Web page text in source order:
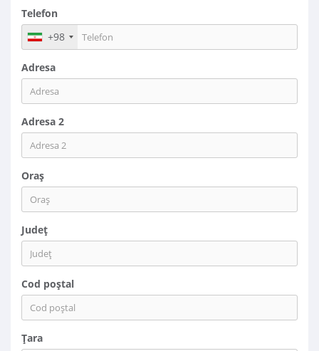
Telefon
+98
Adresa
Adresa 2
Oraș
Județ
Cod poștal
Țara